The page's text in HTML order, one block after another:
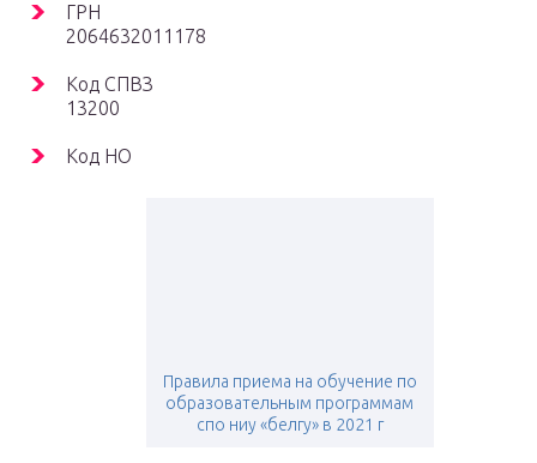
ГРН
2064632011178
Код СПВЗ
13200
Код НО
Правила приема на обучение по
образовательным программам
спо ниу «белгу» в 2021 г